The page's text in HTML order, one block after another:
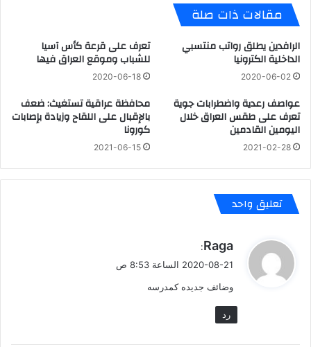
مقالات ذات صلة
الرافدين يطلق رواتب منتسبي
الداخلية الكترونيا
2020-06-02
تعرف على قرعة كأس آسيا
للشباب وموقع العراق فيها
2020-06-18
عواصف رعدية واضطرابات جوية
تعرف على طقس العراق خلال
اليومين القادمين
2021-02-28
محافظة عراقية تستغيث: ضعف
بالإقبال على اللقاح وزيادة بإصابات
كورونا
2021-06-15
تعليق واحد
ي
ل
Raga
:
2020-08-21 الساعة 8:53 ص
وضائف جديده كمدرسه
رد